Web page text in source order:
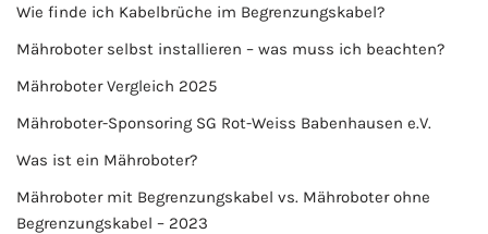
Wie finde ich Kabelbrüche im Begrenzungskabel?
Mähroboter selbst installieren – was muss ich beachten?
Mähroboter Vergleich 2025
Mähroboter-Sponsoring SG Rot-Weiss Babenhausen e.V.
Was ist ein Mähroboter?
Mähroboter mit Begrenzungskabel vs. Mähroboter ohne
Begrenzungskabel – 2023